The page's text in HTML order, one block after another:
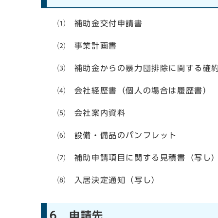
⑴ 補助金交付申請書
⑵ 事業計画書
⑶ 補助金からの暴力団排除に関する確
⑷ 会社経歴書（個人の場合は履歴書）
⑸ 会社案内資料
⑹ 設備・備品のパンフレット
⑺ 補助申請項目に関する見積書（写し
⑻ 入居決定通知（写し）
6 申請先